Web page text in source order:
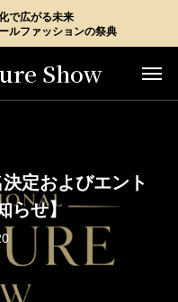
で広がる未来
ルファッションの祭典
Show
定およびエント
らせ】